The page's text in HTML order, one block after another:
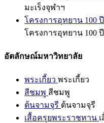
มะเร็งจุฬาฯ
โครงการอุทยาน 100
โครงการอุทยาน 100
อัตลักษณ์มหาวิทยาลัย
พระเกี้ยว พระเกี้ยว
สีชมพู สีชมพู
ต้นจามจุรี ต้นจามจุรี
เสื้อครุยพระราชทาน